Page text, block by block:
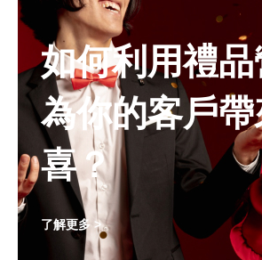
如何利用禮
為你的客戶
喜？
了解更多 >